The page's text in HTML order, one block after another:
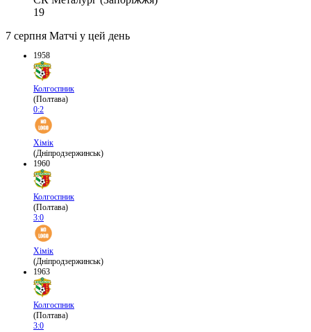
19
7 серпня Матчі у цей день
1958
Колгоспник
(Полтава)
0:2
Хімік
(Дніпродзержинськ)
1960
Колгоспник
(Полтава)
3:0
Хімік
(Дніпродзержинськ)
1963
Колгоспник
(Полтава)
3:0